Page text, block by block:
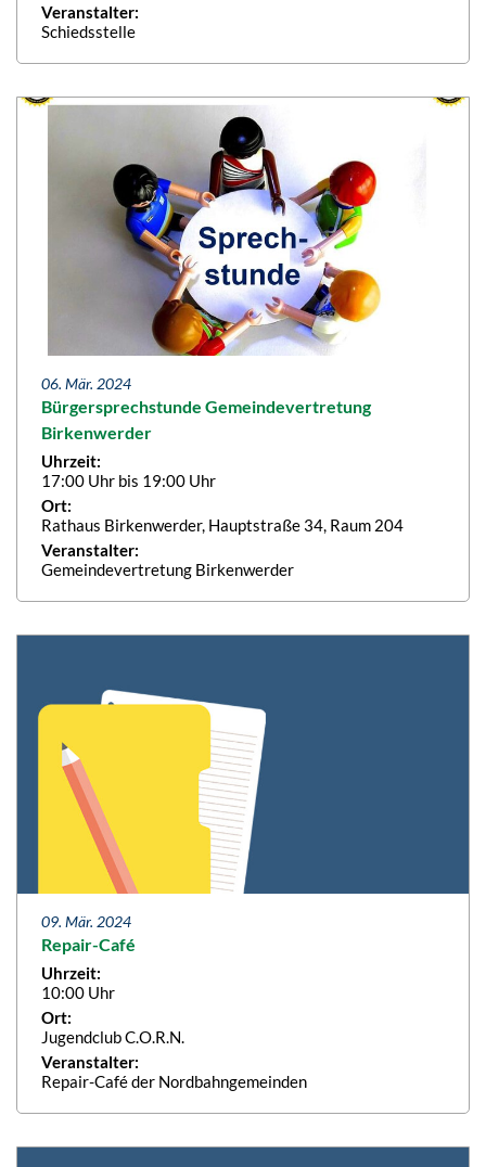
Veranstalter:
Schiedsstelle
06. Mär. 2024
Bürgersprechstunde Gemeindevertretung
Birkenwerder
Uhrzeit:
17:00 Uhr bis 19:00 Uhr
Ort:
Rathaus Birkenwerder, Hauptstraße 34, Raum 204
Veranstalter:
Gemeindevertretung Birkenwerder
09. Mär. 2024
Repair-Café
Uhrzeit:
10:00 Uhr
Ort:
Jugendclub C.O.R.N.
Veranstalter:
Repair-Café der Nordbahngemeinden